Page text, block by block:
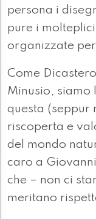
persona i
pure i
organizzate per
Come
Minusio, siamo
questa (seppur
riscoperta e
del mondo
caro a
che – non ci
meritano